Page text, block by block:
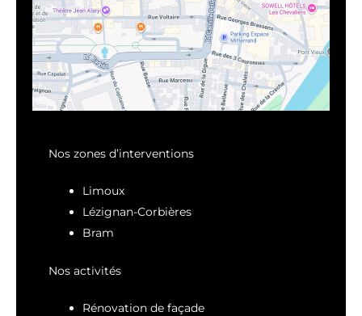
Nos zones d’interventions
Limoux
Lézignan-Corbières
Bram
Nos activités
Rénovation de façade